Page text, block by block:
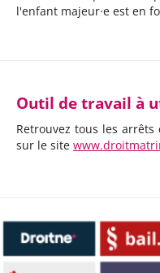
l'enfant majeur·e est en
Outil de travail à
Retrouvez tous les
sur le site